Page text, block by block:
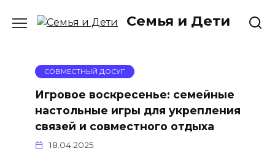
Семья и Дети
СОВМЕСТНЫЙ ДОСУГ
Игровое воскресенье: семейные
настольные игры для укрепления
связей и совместного отдыха
18.04.2025